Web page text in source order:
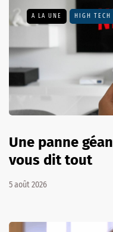
A LA UNE HIGH TECH
Une panne
vous dit tout
5 août 2026